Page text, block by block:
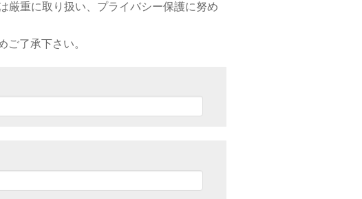
厳重に取り扱い、プライバシー保護に努め
了承下さい。